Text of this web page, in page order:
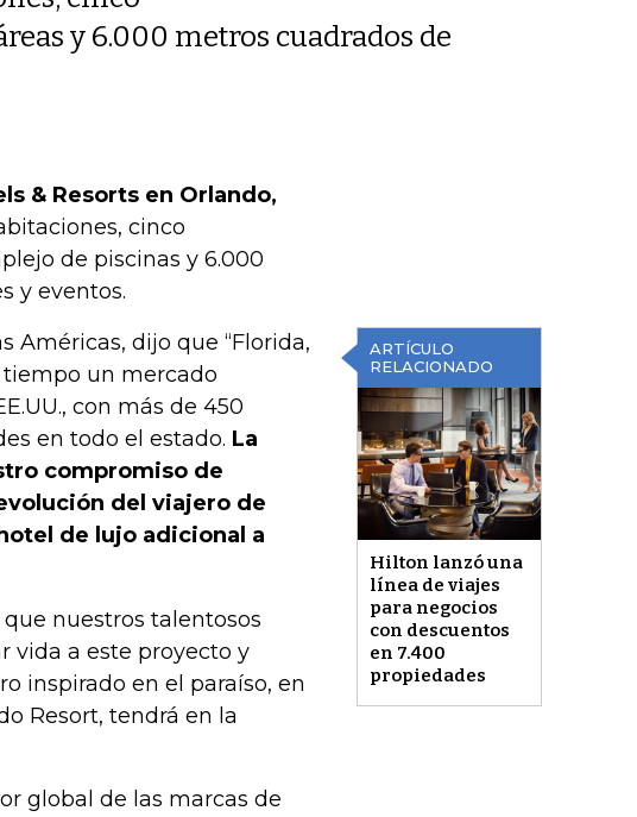
y 6.000 metros cuadrados de
& Resorts en Orlando,
cinco
de piscinas y 6.000
y eventos.
ARTÍCULO
RELACIONADO
Hilton lanzó una
línea de viajes
para negocios
con descuentos
en 7.400
propiedades
Américas, dijo que “Florida,
un mercado
con más de 450
en todo el estado. La
compromiso de
del viajero de
de lujo adicional a
nuestros talentosos
vida a este proyecto y
inspirado en el paraíso, en
Resort, tendrá en la
global de las marcas de